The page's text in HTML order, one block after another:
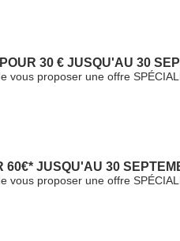
30 € JUSQU'AU 30
vous proposer une offre
60€* JUSQU'AU 30
vous proposer une offre